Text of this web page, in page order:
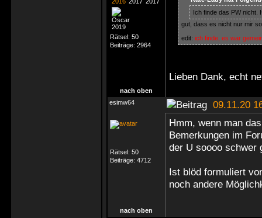
Rätsel: 50
Beiträge: 2964
Ich finde das PW nicht.
gut, dass es nicht nur mir
edit: ich finde, es war
Lieben Dank, echt
nach oben
esimw64
09.11.20
Rätsel: 50
Beiträge: 4712
Hmm, wenn man
Bemerkungen im
der U soooo schwer
Ist blöd formuliert
noch andere
nach oben